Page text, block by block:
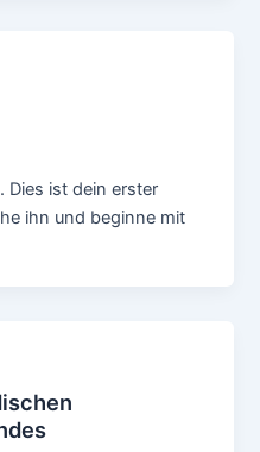
Dies ist dein erster
ihn und beginne mit